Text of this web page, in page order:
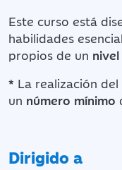
Este curso está
habilidades
propios de un
* La realización
un número mínimo
Dirigido a